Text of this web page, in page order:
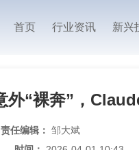
首页 行业资讯 新兴
“裸奔”，
责任编辑： 邹大斌